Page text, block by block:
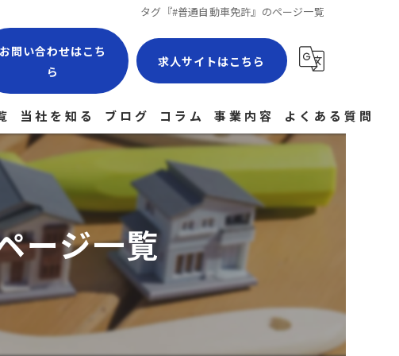
タグ『#普通自動車免許』のページ一覧
お問い合わせはこち
ら
求人サイトはこちら
当社を知る
現場作業員
経験者
正社員
未経験
ブログ コラム 事業内容 よくある質問
ージ一覧